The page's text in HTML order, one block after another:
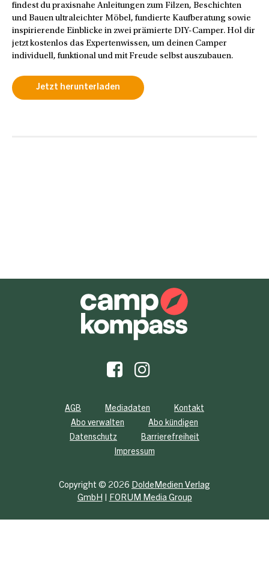
findest du praxisnahe Anleitungen zum Filzen, Beschichten
und Bauen ultraleichter Möbel, fundierte Kaufberatung sowie
inspirierende Einblicke in zwei prämierte DIY-Camper. Hol dir
jetzt kostenlos das Expertenwissen, um deinen Camper
individuell, funktional und mit Freude selbst auszubauen.
Jetzt herunterladen
AGB Mediadaten
Kontakt
Abo verwalten
Abo kündigen
Datenschutz
Barrierefreiheit
Impressum
Copyright © 2026 DoldeMedien Verlag
GmbH
FORUM Media Group